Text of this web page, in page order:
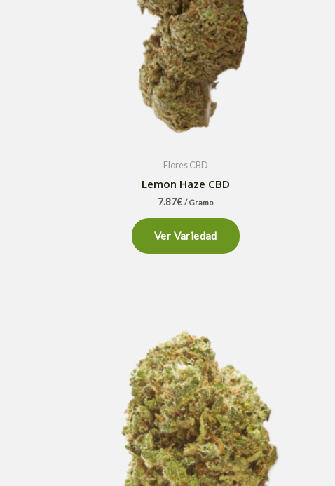
Flores CBD
Lemon Haze CBD
7.87€ / Gramo
Ver Variedad